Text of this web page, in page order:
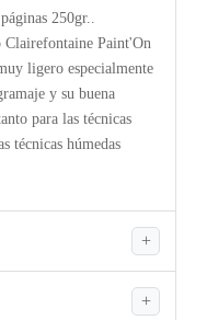
250gr..
Paint'On
ligero especialmente
y su buena
para las técnicas
técnicas húmedas